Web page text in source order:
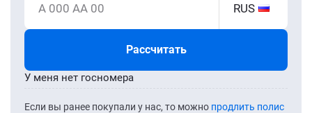
А 000 АА 00 RUS
Рассчитать
Если вы ранее покупали у нас, то можно продлить полис
У меня нет госномера